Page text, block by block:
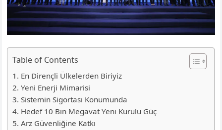
Table of Contents
En Dirençli Ülkelerden Biriyiz
Yeni Enerji Mimarisi
Sistemin Sigortası Konumunda
Hedef 10 Bin Megavat Yeni Kurulu Güç
Arz Güvenliğine Katkı